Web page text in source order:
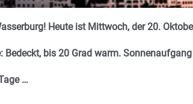
Heute ist Mittwoch, der 20.
Bedeckt, bis 20 Grad warm.
…